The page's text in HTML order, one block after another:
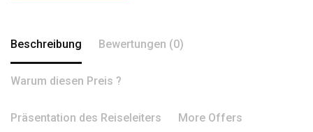
Beschreibung Bewertungen (0)
Warum diesen Preis ?
Präsentation des Reiseleiters More Offers